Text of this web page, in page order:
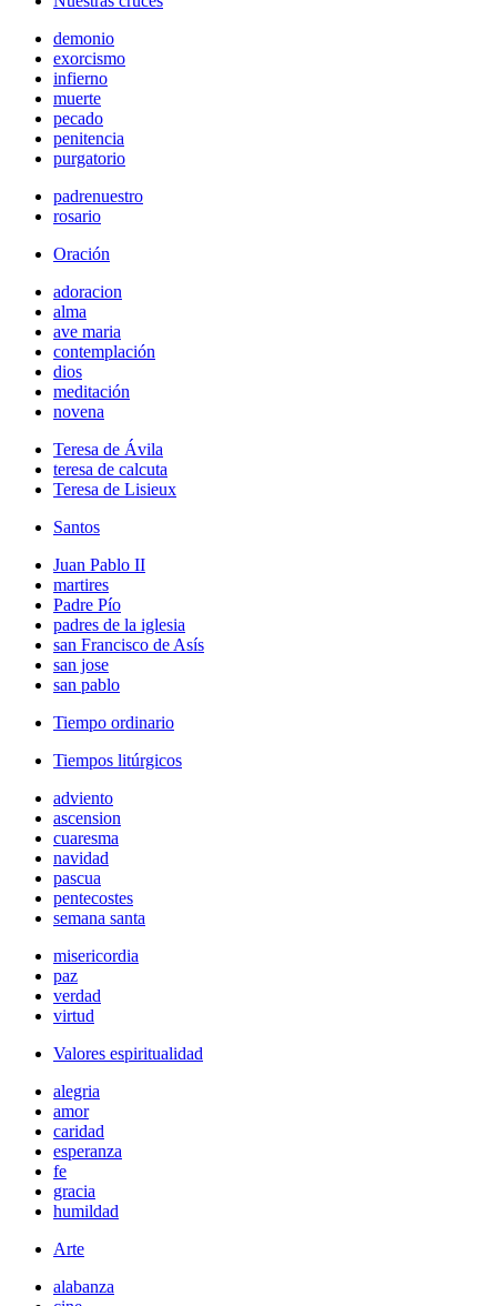
demonio
exorcismo
infierno
muerte
pecado
penitencia
purgatorio
padrenuestro
rosario
Oración
adoracion
alma
ave maria
contemplación
dios
meditación
novena
Teresa de Ávila
teresa de calcuta
Teresa de Lisieux
Santos
Juan Pablo II
martires
Padre Pío
padres de la iglesia
san Francisco de Asís
san jose
san pablo
Tiempo ordinario
Tiempos litúrgicos
adviento
ascension
cuaresma
navidad
pascua
pentecostes
semana santa
misericordia
paz
verdad
virtud
Valores espiritualidad
alegria
amor
caridad
esperanza
fe
gracia
humildad
Arte
alabanza